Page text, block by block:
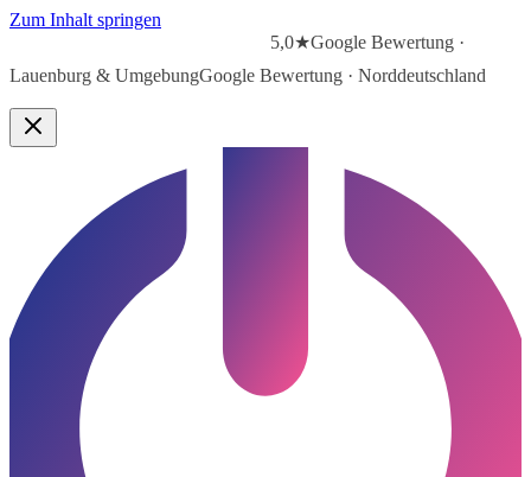
Zum Inhalt springen
5,0★Google Bewertung ·
Lauenburg & UmgebungGoogle Bewertung · Norddeutschland